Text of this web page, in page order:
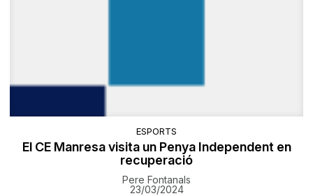
ESPORTS
El CE Manresa visita un Penya Independent en
recuperació
Pere Fontanals
23/03/2024